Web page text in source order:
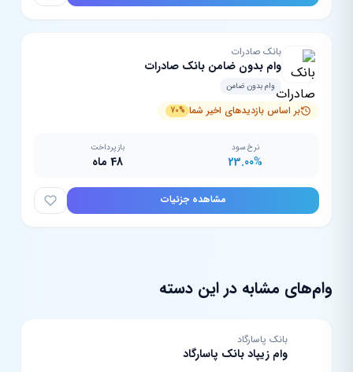
بانک صادرات
وام بدون ضامن بانک صادرات
وام بدون ضامن
بر اساس بازدیدهای اخیر شما 70%
نرخ سود
23.00%
بازپرداخت
48 ماه
مشاهده جزئیات
وام‌های مشابه در این دسته
بانک پاسارگاد
وام زیپاد بانک پاسارگاد